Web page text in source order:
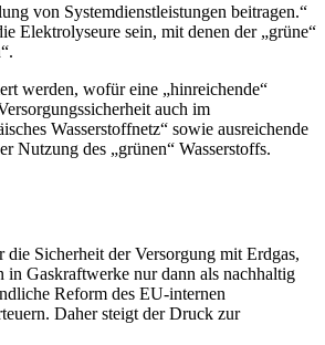
von Systemdienstleistungen beitragen.“
Elektrolyseure sein, mit denen der „grüne“
werden, wofür eine „hinreichende“
auch im
Wasserstoffnetz“ sowie ausreichende
Nutzung des „grünen“ Wasserstoffs.
Sicherheit der Versorgung mit Erdgas,
Gaskraftwerke nur dann als nachhaltig
Reform des EU-internen
Daher steigt der Druck zur